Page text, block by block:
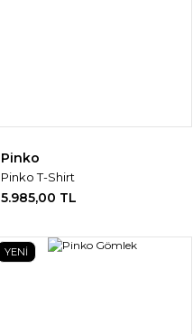
Pinko
Pinko T-Shirt
5.985,00 TL
YENİ